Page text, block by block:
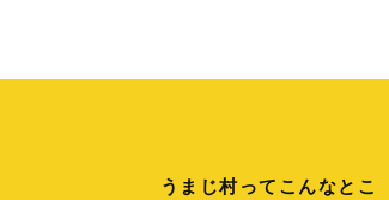
うまじ村ってこんなとこ